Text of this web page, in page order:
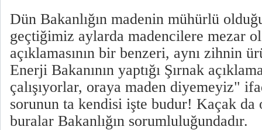
Dün Bakanlığın madenin mühürlü
geçtiğimiz aylarda madencilere mezar
açıklamasının bir benzeri, aynı zihnin
Enerji Bakanının yaptığı Şırnak
çalışıyorlar, oraya maden diyemeyiz"
sorunun ta kendisi işte budur! Kaçak da
buralar Bakanlığın sorumluluğundadır.